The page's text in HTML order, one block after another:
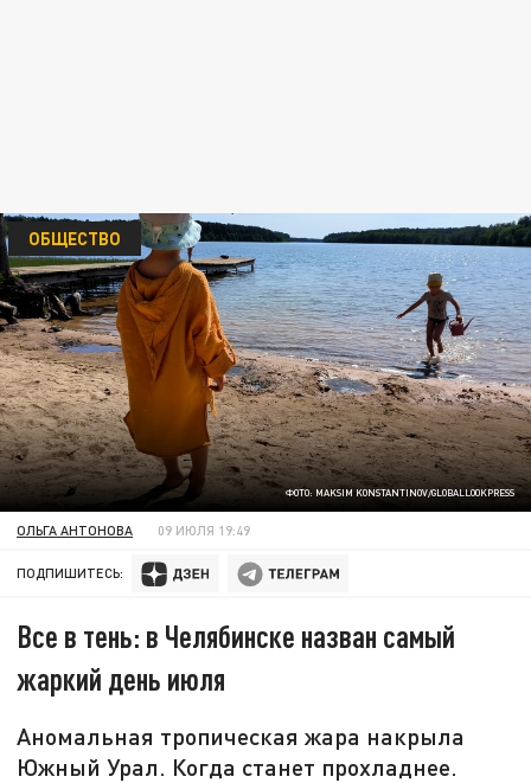
ФОТО: MAKSIM KONSTANTINOV/GLOBALLOOKPRESS
ОБЩЕСТВО
ОЛЬГА АНТОНОВА 09 ИЮЛЯ 19:49
ПОДПИШИТЕСЬ:
Все в тень: в Челябинске назван самый
жаркий день июля
Аномальная тропическая жара накрыла
Южный Урал. Когда станет прохладнее.